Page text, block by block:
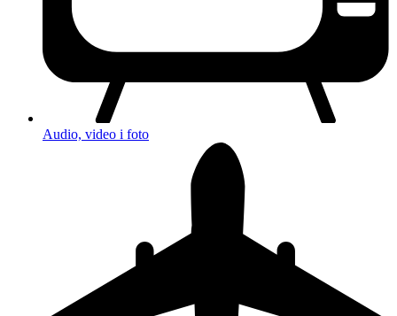
Audio, video i foto